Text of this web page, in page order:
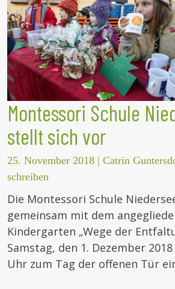
Montessori Schule
stellt sich vor
25. November 2018 | Catrin
schreiben
Die Montessori Schule
gemeinsam mit dem
Kindergarten „Wege der
Samstag, den 1. Dezember 2018
Uhr zum Tag der offenen Tür